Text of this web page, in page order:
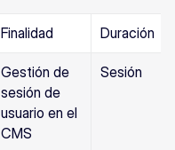
Finalidad Duración
Gestión de
sesión de
usuario en el
CMS
Sesión